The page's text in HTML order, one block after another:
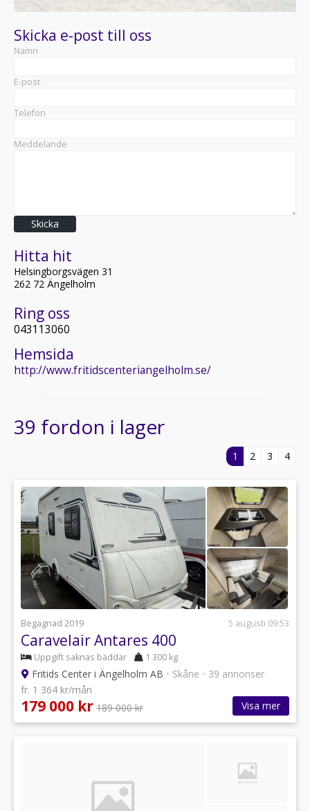
Skicka e-post till oss
Namn
E-post
Telefon
Meddelande
Skicka
Hitta hit
Helsingborgsvägen 31
262 72 Ängelholm
Ring oss
043113060
Hemsida
http://www.fritidscenteriangelholm.se/
39 fordon i lager
1 2 3 4
Begagnad 2019 5 augusti 09:53
Caravelair Antares 400
Uppgift saknas bäddar 1 300 kg
Fritids Center i Ängelholm AB • Skåne • 39 annonser
fr. 1 364 kr/mån
179 000 kr 189 000 kr Visa mer